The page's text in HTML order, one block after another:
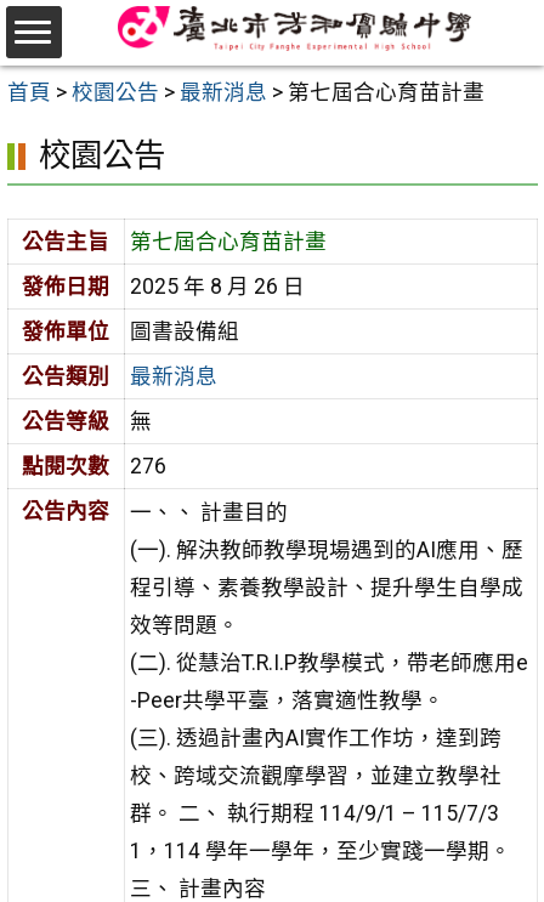
跳
至
主
容
區
首頁 > 校園公告 > 最新消息 > 第七屆合心育苗計畫
校園公告
公告主旨
第七屆合心育苗計畫
發佈日期
2025 年 8 月 26 日
發佈單位
圖書設備組
公告類別
最新消息
公告等級
無
點閱次數
276
公告內容
一、、 計畫目的
(一). 解決教師教學現場遇到的AI應用、歷
程引導、素養教學設計、提升學生自學成
效等問題。
(二). 從慧治T.R.I.P教學模式，帶老師應用e
-Peer共學平臺，落實適性教學。
(三). 透過計畫內AI實作工作坊，達到跨
校、跨域交流觀摩學習，並建立教學社
群。 二、 執行期程 114/9/1 – 115/7/3
1，114 學年一學年，至少實踐一學期。
三、 計畫內容
選
單